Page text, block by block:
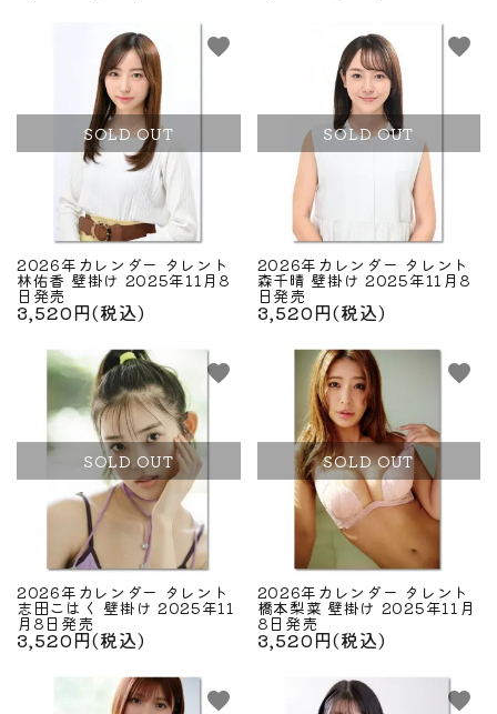
SOLD OUT
2026年カレンダー タレント
林佑香 壁掛け 2025年11月8
日発売
3,520円(税込)
favorite
SOLD OUT
2026年カレンダー タレント
森千晴 壁掛け 2025年11月8
日発売
3,520円(税込)
favorite
SOLD OUT
2026年カレンダー タレント
志田こはく 壁掛け 2025年11
月8日発売
3,520円(税込)
favorite
SOLD OUT
2026年カレンダー タレント
橋本梨菜 壁掛け 2025年11月
8日発売
3,520円(税込)
favorite
favorite favorite